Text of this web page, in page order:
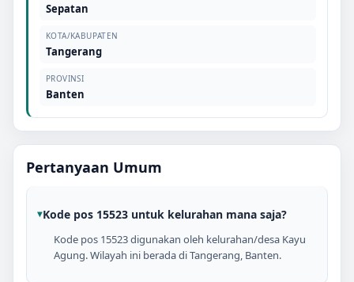
Sepatan
KOTA/KABUPATEN
Tangerang
PROVINSI
Banten
Pertanyaan Umum
Kode pos 15523 untuk kelurahan mana saja?
Kode pos 15523 digunakan oleh kelurahan/desa Kayu
Agung. Wilayah ini berada di Tangerang, Banten.